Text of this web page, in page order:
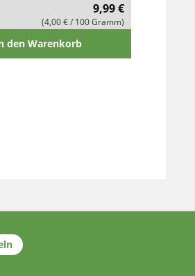
9,99 €
(4,00 € / 100 Gramm)
den Warenkorb